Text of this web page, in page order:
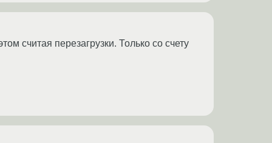
считая перезагрузки. Только со счету